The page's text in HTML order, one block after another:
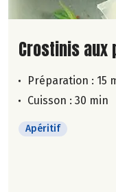
Lire la suite
Crostinis aux
Préparation : 15
Cuisson : 30 min
Apéritif